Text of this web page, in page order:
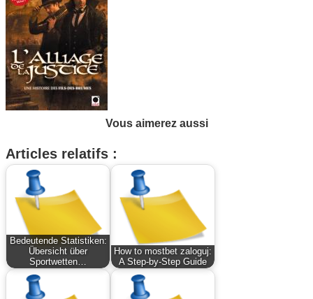
Vous aimerez aussi
Articles relatifs :
Bedeutende Statistiken:
Übersicht über
Sportwetten…
How to mostbet zaloguj:
A Step-by-Step Guide